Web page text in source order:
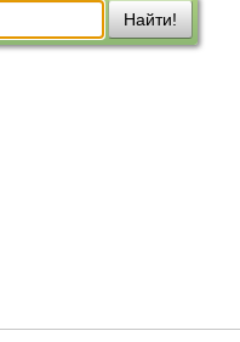
Найти!